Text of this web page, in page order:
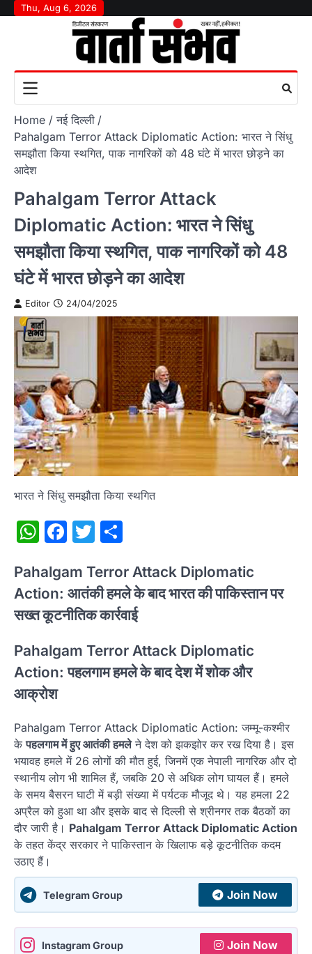
SkipThu, Aug 6, 2026
Home
नई दिल्ली
Pahalgam Terror Attack Diplomatic Action: भारत ने सिंधु
समझौता किया स्थगित, पाक नागरिकों को 48 घंटे में भारत छोड़ने का
आदेश
Pahalgam Terror Attack
Diplomatic Action: भारत ने सिंधु
समझौता किया स्थगित, पाक नागरिकों को 48
घंटे में भारत छोड़ने का आदेश
Editor 24/04/2025
भारत ने सिंधु समझौता किया स्थगित
WhatsApp
Facebook
Twitter
Pahalgam Terror Attack Diplomatic
Action: आतंकी हमले के बाद भारत की पाकिस्तान पर
सख्त कूटनीतिक कार्रवाई
Pahalgam Terror Attack Diplomatic
Action:पहलगाम हमले के बाद देश में शोक और
आक्रोश
Pahalgam Terror Attack Diplomatic Action: जम्मू-कश्मीर
केपहलगाम में हुए आतंकी हमलेने देश को झकझोर कर रख दिया है। इस
भयावह हमले में 26 लोगों की मौत हुई, जिनमें एक नेपाली नागरिक और दो
स्थानीय लोग भी शामिल हैं, जबकि 20 से अधिक लोग घायल हैं। हमले
के समय बैसरन घाटी में बड़ी संख्या में पर्यटक मौजूद थे। यह हमला 22
अप्रैल को हुआ था और इसके बाद से दिल्ली से श्रीनगर तक बैठकों का
दौर जारी है। Pahalgam Terror Attack Diplomatic Action
के तहत केंद्र सरकार ने पाकिस्तान के खिलाफ बड़े कूटनीतिक कदम
उठाए हैं।
Telegram Group Join Now
Instagram Group Join Now